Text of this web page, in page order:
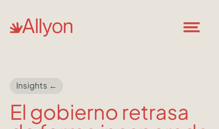
Insights ←
El gobierno retrasa